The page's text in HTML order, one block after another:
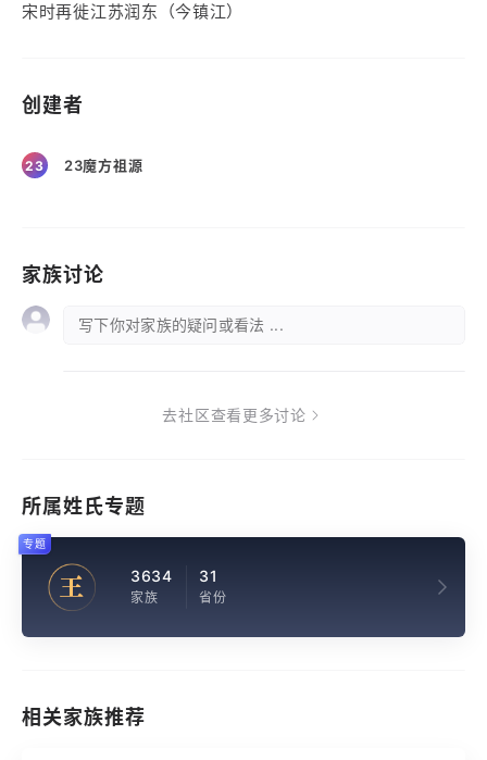
宋时再徙江苏润东（今镇江）
创建者
23 23魔方祖源
家族讨论
写下你对家族的疑问或看法 ...
去社区查看更多讨论
所属姓氏专题
王 3634
家族
31
省份
专题
相关家族推荐